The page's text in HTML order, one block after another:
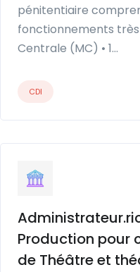
pénitentiaire
fonctionnements très
Centrale (MC) • 1…
CDI
Production pour
de Théâtre et